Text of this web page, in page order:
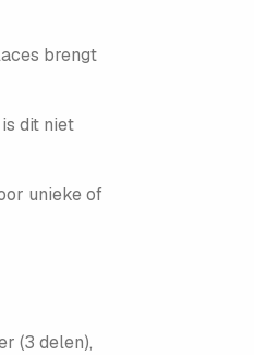
brengt
dit niet
unieke of
(3 delen),